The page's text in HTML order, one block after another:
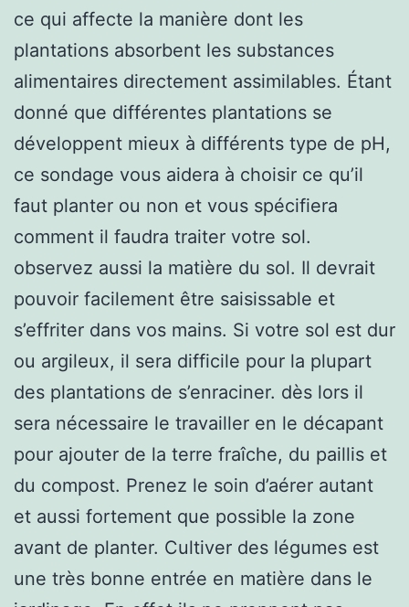
ce qui affecte la manière dont les
plantations absorbent les substances
alimentaires directement assimilables. Étant
donné que différentes plantations se
développent mieux à différents type de pH,
ce sondage vous aidera à choisir ce qu’il
faut planter ou non et vous spécifiera
comment il faudra traiter votre sol.
observez aussi la matière du sol. Il devrait
pouvoir facilement être saisissable et
s’effriter dans vos mains. Si votre sol est dur
ou argileux, il sera difficile pour la plupart
des plantations de s’enraciner. dès lors il
sera nécessaire le travailler en le décapant
pour ajouter de la terre fraîche, du paillis et
du compost. Prenez le soin d’aérer autant
et aussi fortement que possible la zone
avant de planter. Cultiver des légumes est
une très bonne entrée en matière dans le